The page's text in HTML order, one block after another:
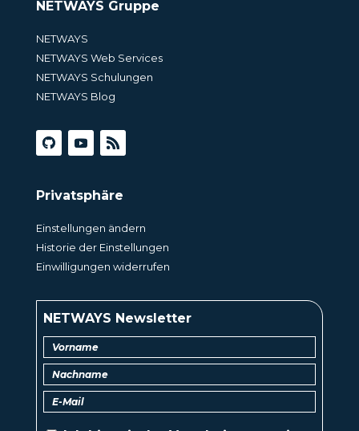
NETWAYS Gruppe
NETWAYS
NETWAYS Web Services
NETWAYS Schulungen
NETWAYS Blog
Privatsphäre
Einstellungen ändern
Historie der Einstellungen
Einwilligungen widerrufen
NETWAYS Newsletter